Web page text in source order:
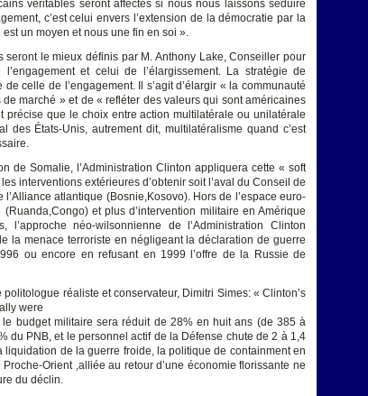
véritables seront affectés si nous nous laissons séduire
c’est celui envers l’extension de la démocratie par la
un moyen et nous une fin en soi ».
le mieux définis par M. Anthony Lake, Conseiller pour
et celui de l’élargissement. La stratégie de
celle de l’engagement. Il s’agit d’élargir « la communauté
marché » et de « refléter des valeurs qui sont américaines
précise que le choix entre action multilatérale ou unilatérale
des États-Unis, autrement dit, multilatéralisme quand c’est
de Somalie, l’Administration Clinton appliquera cette « soft
interventions extérieures d’obtenir soit l’aval du Conseil de
atlantique (Bosnie,Kosovo). Hors de l’espace euro-
et plus d’intervention militaire en Amérique
l’approche néo-wilsonnienne de l’Administration Clinton
la menace terroriste en négligeant la déclaration de guerre
ou encore en refusant en 1999 l’offre de la Russie de
réaliste et conservateur, Dimitri Simes: « Clinton’s
were
budget militaire sera réduit de 28% en huit ans (de 385 à
du PNB, et le personnel actif de la Défense chute de 2 à 1,4
de la guerre froide, la politique de containment en
Orient ,alliée au retour d’une économie florissante ne
du déclin.